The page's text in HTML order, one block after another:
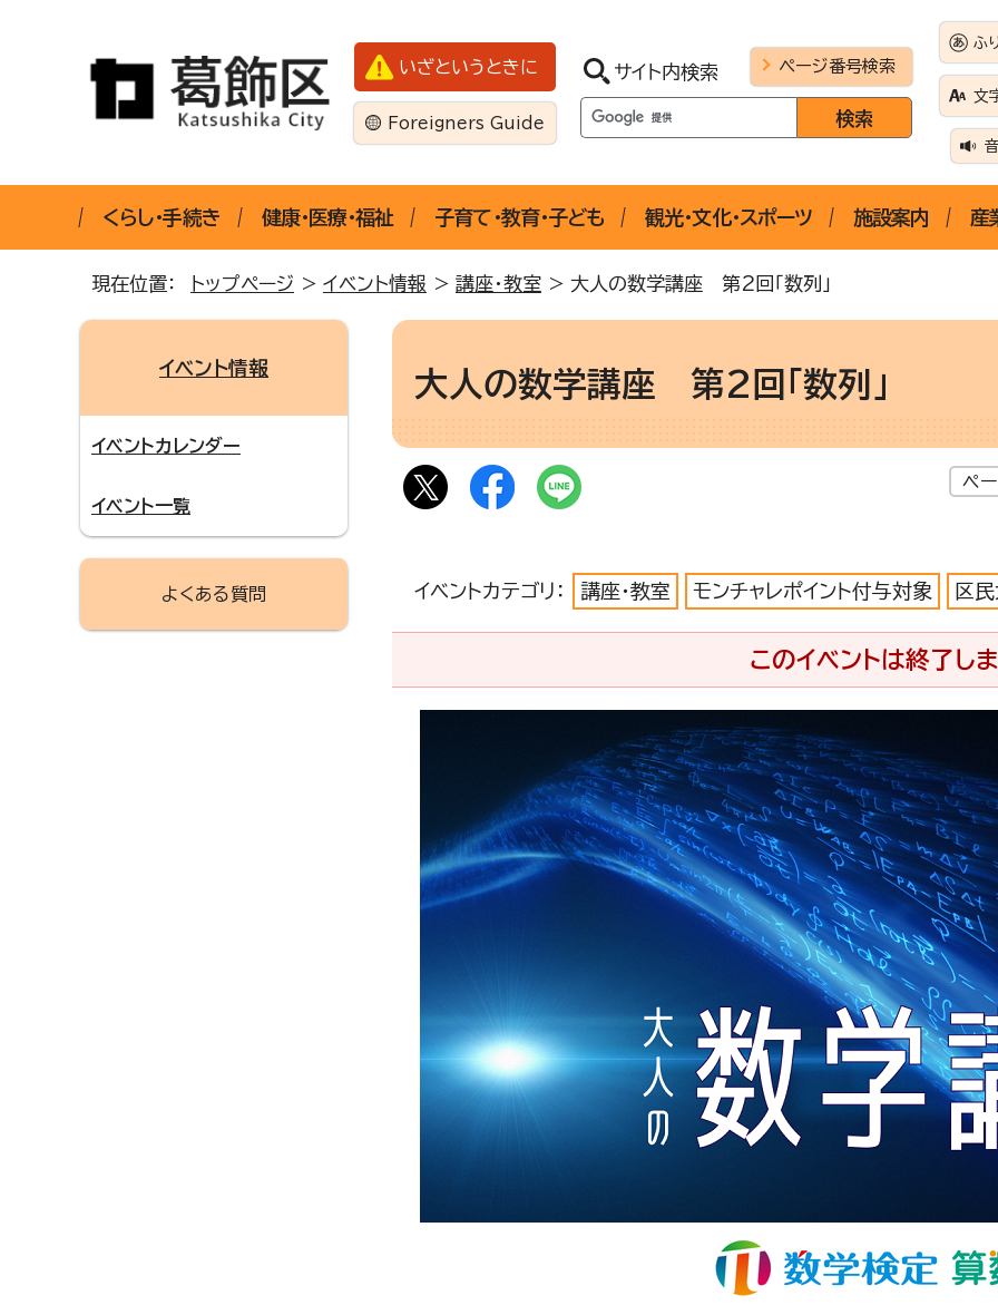
いざというときに
Foreigners Guide
サイト内検索 ページ番号検索
ふ
文
くらし・手続き 健康・医療・福祉 子育て・教育・子ども 観光・文化・スポーツ 施設案内 産
現在位置： トップページ > イベント情報 > 講座・教室 > 大人の数学講座 第2回「数列」
大人の数学講座 第2回「数列」
ペ
イベントカテゴリ： 講座・教室 モンチャレポイント付与対象 区
このイベントは終了し
イベント情報
イベントカレンダー
イベント一覧
よくある質問